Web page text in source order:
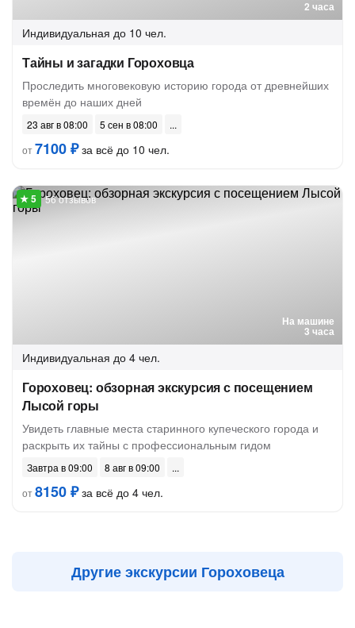
2 часа
Индивидуальная до 10 чел.
Тайны и загадки Гороховца
Проследить многовековую историю города от древнейших
времён до наших дней
23 авг в 08:00
5 сен в 08:00
от7100 ₽за всё до 10 чел.
На машине
3 часа
56 отзывов
Индивидуальная до 4 чел.
Гороховец: обзорная экскурсия с посещением
Лысой горы
Увидеть главные места старинного купеческого города и
раскрыть их тайны с профессиональным гидом
Завтра в 09:00
8 авг в 09:00
от8150 ₽за всё до 4 чел.
Другие экскурсии Гороховеца